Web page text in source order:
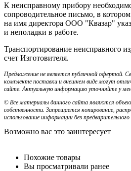
К неисправному прибору
сопроводительное письмо, в
на имя директора ООО "Квазар"
и неполадки в работе.
Транспортирование неисправного
счет Изготовителя.
Предложение не является публичной офертой.
комплекте поставки и внешнем виде могут
сайте. Актуальную информацию уточняйте у
© Все материалы данного сайта являются
собственности. Запрещается копирование,
использование информации без
Возможно вас это заинтересует
Похожие товары
Вы просматривали ранее